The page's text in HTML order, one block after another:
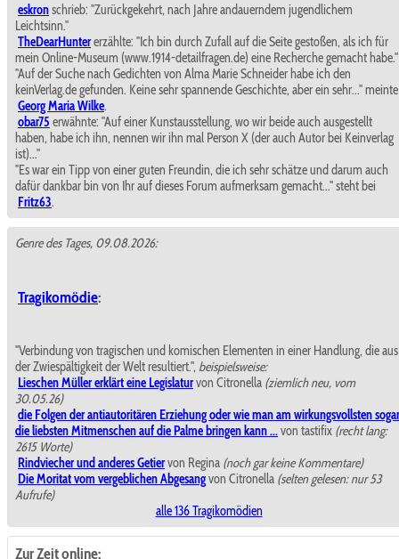
eskronschrieb: "Zurückgekehrt, nach Jahre andauerndem jugendlichem
Leichtsinn."
TheDearHuntererzählte: "Ich bin durch Zufall auf die Seite gestoßen, als ich für
mein Online-Museum (www.1914-detailfragen.de) eine Recherche gemacht habe."
"Auf der Suche nach Gedichten von Alma Marie Schneider habe ich den
keinVerlag.de gefunden. Keine sehr spannende Geschichte, aber ein sehr..." meinte
Georg Maria Wilke.
obar75 erwähnte: "Auf einer Kunstausstellung, wo wir beide auch ausgestellt
haben, habe ich ihn, nennen wir ihn mal Person X (der auch Autor bei Keinverlag
ist)..."
"Es war ein Tipp von einer guten Freundin, die ich sehr schätze und darum auch
dafür dankbar bin von Ihr auf dieses Forum aufmerksam gemacht..." steht bei
Fritz63.
Genre des Tages, 09.08.2026:
Tragikomödie:
"Verbindung von tragischen und komischen Elementen in einer Handlung, die aus
der Zwiespältigkeit der Welt resultiert.", beispielsweise:
Lieschen Müller erklärt eine Legislaturvon Citronella (ziemlich neu, vom
30.05.26)
die Folgen der antiautoritären Erziehung oder wie man am wirkungsvollsten sogar
die liebsten Mitmenschen auf die Palme bringen kann ...von tastifix (recht lang:
2615 Worte)
Rindviecher und anderes Getiervon Regina (noch gar keine Kommentare)
Die Moritat vom vergeblichen Abgesangvon Citronella (selten gelesen: nur 53
Aufrufe)
alle 136 Tragikomödien
Zur Zeit online: